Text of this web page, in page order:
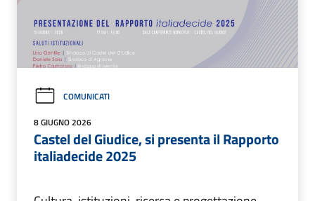
COMUNICATI
8 GIUGNO 2026
Castel del Giudice, si presenta il Rapporto
italiadecide 2025